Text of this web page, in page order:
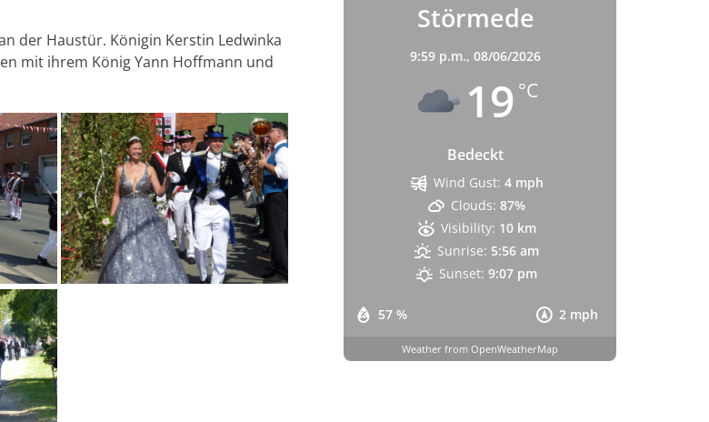
der Haustür. Königin Kerstin Ledwinka
mit ihrem König Yann Hoffmann und
Störmede
9:59 p.m., 08/06/2026
19 °C
Bedeckt
57 % 2 mph
Wind Gust: 4 mph
Clouds: 87%
Visibility: 10 km
Sunrise: 5:56 am
Sunset: 9:07 pm
Weather from OpenWeatherMap